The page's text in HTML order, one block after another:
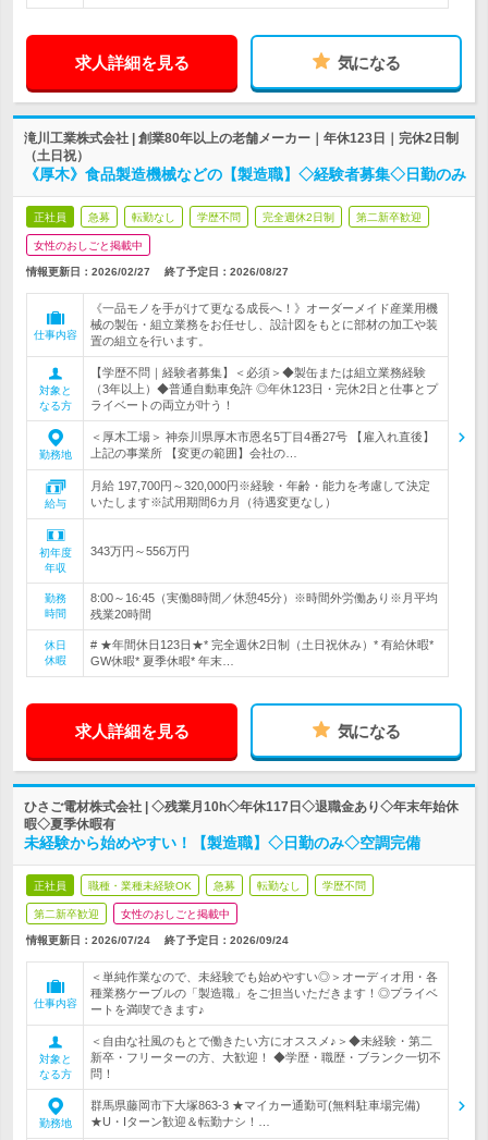
求人詳細を見る 気になる
滝川工業株式会社 | 創業80年以上の老舗メーカー｜年休123日｜完休2日制
（土日祝）
《厚木》食品製造機械などの【製造職】◇経験者募集◇日勤のみ
正社員 急募 転勤なし 学歴不問 完全週休2日制 第二新卒歓迎
女性のおしごと掲載中
情報更新日：2026/02/27 終了予定日： 2026/08/27
仕事内容
《一品モノを手がけて更なる成長へ！》オーダーメイド産業用機
械の製缶・組立業務をお任せし、設計図をもとに部材の加工や装
置の組立を行います。
対象と
なる方
【学歴不問｜経験者募集】＜必須＞◆製缶または組立業務経験
（3年以上）◆普通自動車免許 ◎年休123日・完休2日と仕事とプ
ライベートの両立が叶う！
勤務地
＜厚木工場＞ 神奈川県厚木市恩名5丁目4番27号 【雇入れ直後】
上記の事業所 【変更の範囲】会社の…
給与
月給 197,700円～320,000円※経験・年齢・能力を考慮して決定
いたします※試用期間6カ月（待遇変更なし）
初年度
年収
343万円～556万円
勤務
時間
8:00～16:45（実働8時間／休憩45分）※時間外労働あり※月平均
残業20時間
休日
休暇
# ★年間休日123日★* 完全週休2日制（土日祝休み）* 有給休暇*
GW休暇* 夏季休暇* 年末…
求人詳細を見る 気になる
ひさご電材株式会社 | ◇残業月10h◇年休117日◇退職金あり◇年末年始休
暇◇夏季休暇有
未経験から始めやすい！【製造職】◇日勤のみ◇空調完備
正社員 職種・業種未経験OK 急募 転勤なし 学歴不問
第二新卒歓迎 女性のおしごと掲載中
情報更新日：2026/07/24 終了予定日： 2026/09/24
仕事内容
＜単純作業なので、未経験でも始めやすい◎＞オーディオ用・各
種業務ケーブルの「製造職」をご担当いただきます！◎プライベ
ートを満喫できます♪
対象と
なる方
＜自由な社風のもとで働きたい方にオススメ♪＞◆未経験・第二
新卒・フリーターの方、大歓迎！ ◆学歴・職歴・ブランク一切不
問！
勤務地
群馬県藤岡市下大塚863-3 ★マイカー通勤可(無料駐車場完備)
★U・Iターン歓迎＆転勤ナシ！…